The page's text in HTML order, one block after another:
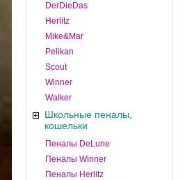
DerDieDas
Herlitz
Mike&Mar
Pelikan
Scout
Winner
Walker
Школьные пеналы,
кошельки
Пеналы DeLune
Пеналы Winner
Пеналы Herlitz